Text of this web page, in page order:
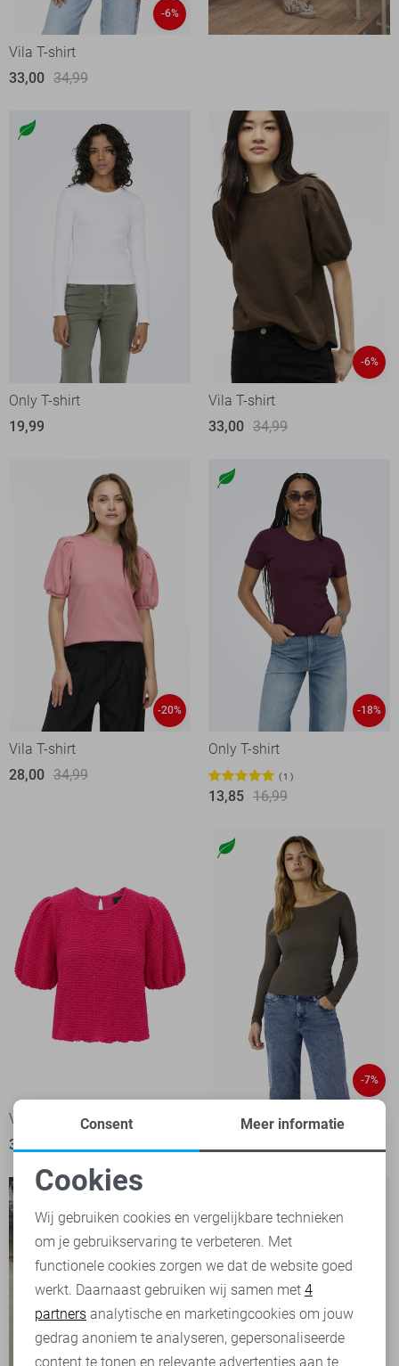
-6%
Vila T-shirt
33,00 34,99
Only T-shirt
19,99
-6%
Vila T-shirt
33,00 34,99
-20%
Vila T-shirt
28,00 34,99
-18%
Only T-shirt
1
13,85 16,99
Vero Moda T-shirt
39,99
-7%
Noisy may T-shirt
Noodzakelijke cookies
Personalisatie cookies
Analytische cookies
Marketing cookies
Consent Meer informatie
Cookies
Wij gebruiken cookies en vergelijkbare technieken
om je gebruikservaring te verbeteren. Met
functionele cookies zorgen we dat de website goed
werkt. Daarnaast gebruiken wij samen met 4
partners analytische en marketingcookies om jouw
gedrag anoniem te analyseren, gepersonaliseerde
content te tonen en relevante advertenties aan te